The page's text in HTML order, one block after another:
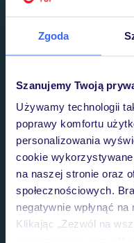
Zgoda
Szanujemy Twoją
Używamy technologii
poprawy komfortu
personalizowania
cookie
na naszej stronie oraz
społecznościowych.
negatywnie wpłynąć
Klikając „Zezwól na